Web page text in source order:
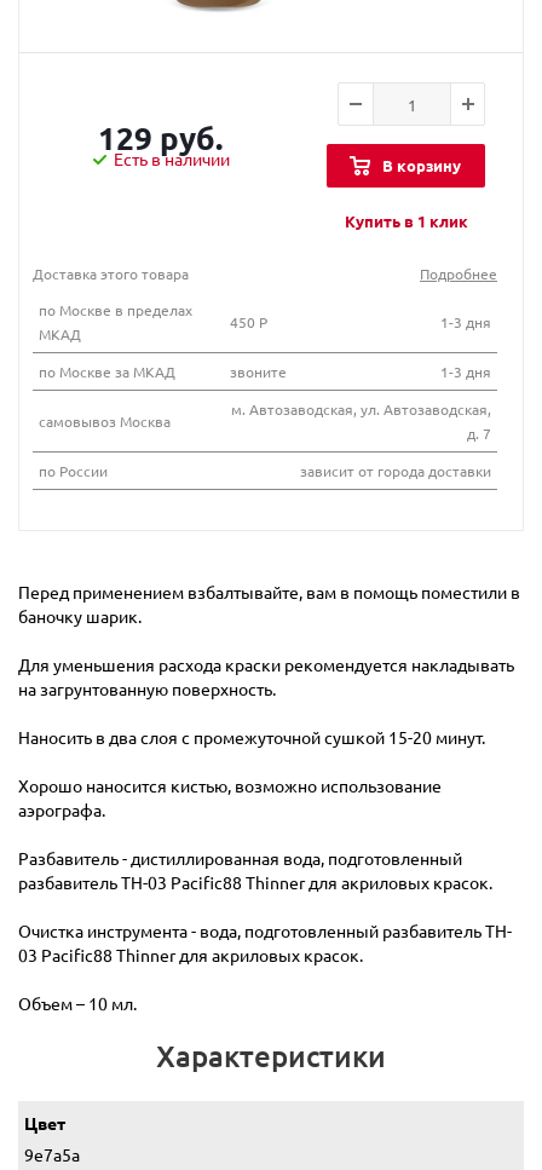
129 руб.
Есть в наличии В корзину
Купить в 1 клик
Доставка этого товара
Подробнее
по Москве в пределах
МКАД
450 Р 1-3 дня
по Москве за МКАД звоните 1-3 дня
самовывоз Москва
м. Автозаводская, ул. Автозаводская,
д. 7
по России
зависит от города доставки
Перед применением взбалтывайте, вам в помощь поместили в
баночку шарик.
Для уменьшения расхода краски рекомендуется накладывать
на загрунтованную поверхность.
Наносить в два слоя с промежуточной сушкой 15-20 минут.
Хорошо наносится кистью, возможно использование
аэрографа.
Разбавитель - дистиллированная вода, подготовленный
разбавитель TH-03 Pacific88 Thinner для акриловых красок.
Очистка инструмента - вода, подготовленный разбавитель TH-
03 Pacific88 Thinner для акриловых красок.
Объем – 10 мл.
Характеристики
Цвет
9e7a5a